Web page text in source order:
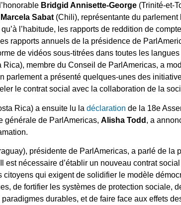
Bridgid Annisette-George (Trinité-et-
Marcela Sabat (Chili), représentante du
l’habitude, les rapports de reddition de
rapports annuels de la présidence de
de vidéos sous-titrées dans toutes les
Rica), membre du Conseil de ParlAmericas, a
parlement a présenté quelques-unes des
le contrat social avec la collaboration de la
Rica) a ensuite lu ladéclarationde la 18e
générale de ParlAmericas,Alisha Todd , a
présidente de ParlAmericas, a parlé de la
est nécessaire d’établir un nouveau contrat
citoyens qui exigent de solidifier le modèle
de fortifier les systèmes de protection sociale,
durables, et de faire face aux effets